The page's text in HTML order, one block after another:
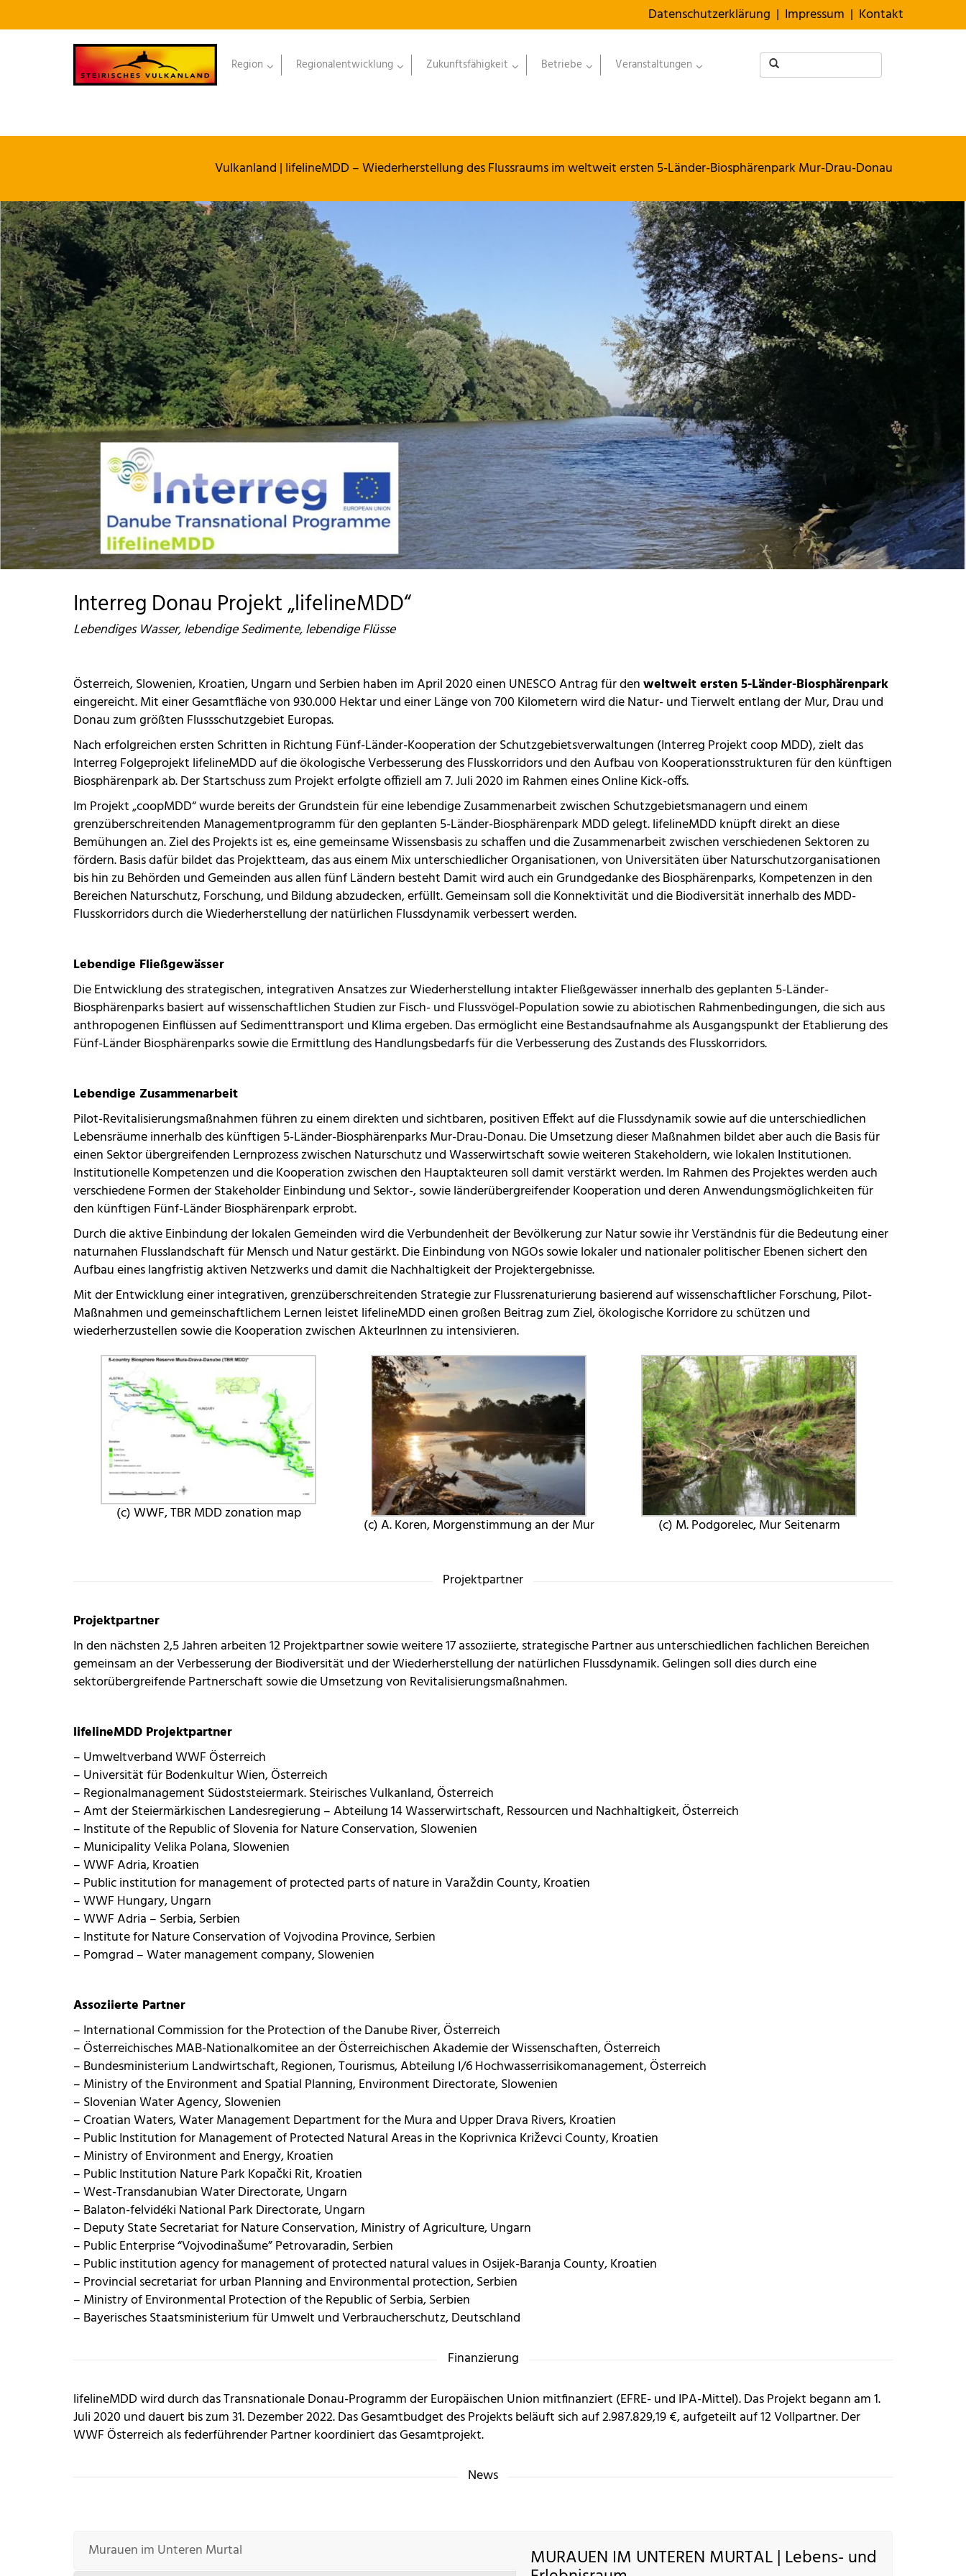
Datenschutzerklärung | Impressum | Kontakt
Region Regionalentwicklung Zukunftsfähigkeit Betriebe Veranstaltungen
Vulkanland | lifelineMDD – Wiederherstellung des Flussraums im weltweit ersten 5-Länder-Biosphärenpark Mur-Drau-Donau
Interreg Donau Projekt „lifelineMDD“
Lebendiges Wasser, lebendige Sedimente, lebendige Flüsse
Österreich, Slowenien, Kroatien, Ungarn und Serbien haben im April 2020 einen UNESCO Antrag für denweltweit ersten 5-Länder-Biosphärenpark
eingereicht. Mit einer Gesamtfläche von 930.000 Hektar und einer Länge von 700 Kilometern wird die Natur- und Tierwelt entlang der Mur, Drau und
Donau zum größten Flussschutzgebiet Europas.
Nach erfolgreichen ersten Schritten in Richtung Fünf-Länder-Kooperation der Schutzgebietsverwaltungen (Interreg Projekt coop MDD), zielt das
Interreg Folgeprojekt lifelineMDDauf die ökologische Verbesserung des Flusskorridors und den Aufbau von Kooperationsstrukturen für den künftigen
Biosphärenpark ab. Der Startschuss zum Projekt erfolgte offiziell am 7. Juli 2020 im Rahmen eines Online Kick-offs.
Im Projekt „coopMDD“ wurde bereits der Grundstein für eine lebendige Zusammenarbeit zwischen Schutzgebietsmanagern und einem
grenzüberschreitenden Managementprogramm für den geplanten 5-Länder-Biosphärenpark MDD gelegt. lifelineMDD knüpft direkt an diese
Bemühungen an. Ziel des Projekts ist es, eine gemeinsame Wissensbasis zu schaffen und die Zusammenarbeit zwischen verschiedenen Sektoren zu
fördern. Basis dafür bildet das Projektteam, das aus einem Mix unterschiedlicher Organisationen, von Universitäten über Naturschutzorganisationen
bis hin zu Behörden und Gemeinden aus allen fünf Ländern besteht Damit wird auch ein Grundgedanke des Biosphärenparks, Kompetenzen in den
Bereichen Naturschutz, Forschung, und Bildung abzudecken, erfüllt. Gemeinsam soll die Konnektivität und die Biodiversität innerhalb des MDD-
Flusskorridors durch die Wiederherstellung der natürlichen Flussdynamik verbessert werden.
Lebendige Fließgewässer
Die Entwicklung des strategischen, integrativen Ansatzes zur Wiederherstellung intakter Fließgewässer innerhalb des geplanten 5-Länder-
Biosphärenparks basiert auf wissenschaftlichen Studien zur Fisch- und Flussvögel-Population sowie zu abiotischen Rahmenbedingungen, die sich aus
anthropogenen Einflüssen auf Sedimenttransport und Klima ergeben. Das ermöglicht eine Bestandsaufnahme als Ausgangspunkt der Etablierung des
Fünf-Länder Biosphärenparks sowie die Ermittlung des Handlungsbedarfs für die Verbesserung des Zustands des Flusskorridors.
Lebendige Zusammenarbeit
Pilot-Revitalisierungsmaßnahmen führen zu einem direkten und sichtbaren, positiven Effekt auf die Flussdynamik sowie auf die unterschiedlichen
Lebensräume innerhalb des künftigen 5-Länder-Biosphärenparks Mur-Drau-Donau. Die Umsetzung dieser Maßnahmen bildet aber auch die Basis für
einen Sektor übergreifenden Lernprozess zwischen Naturschutz und Wasserwirtschaft sowie weiteren Stakeholdern, wie lokalen Institutionen.
Institutionelle Kompetenzen und die Kooperation zwischen den Hauptakteuren soll damit verstärkt werden. Im Rahmen des Projektes werden auch
verschiedene Formen der Stakeholder Einbindung und Sektor-, sowie länderübergreifender Kooperation und deren Anwendungsmöglichkeiten für
den künftigen Fünf-Länder Biosphärenpark erprobt.
Durch die aktive Einbindung der lokalen Gemeinden wird die Verbundenheit der Bevölkerung zur Natur sowie ihr Verständnis für die Bedeutung einer
naturnahen Flusslandschaft für Mensch und Natur gestärkt. Die Einbindung von NGOs sowie lokaler und nationaler politischer Ebenen sichert den
Aufbau eines langfristig aktiven Netzwerks und damit die Nachhaltigkeit der Projektergebnisse.
Mit der Entwicklung einer integrativen, grenzüberschreitenden Strategie zur Flussrenaturierung basierend auf wissenschaftlicher Forschung, Pilot-
Maßnahmen und gemeinschaftlichem Lernen leistet lifelineMDD einen großen Beitrag zum Ziel, ökologische Korridore zu schützen und
wiederherzustellen sowie die Kooperation zwischen AkteurInnen zu intensivieren.
(c) WWF, TBR MDD zonation map
(c) A. Koren, Morgenstimmung an der Mur (c) M. Podgorelec, Mur Seitenarm
Projektpartner
Projektpartner
In den nächsten 2,5 Jahren arbeiten 12 Projektpartner sowie weitere 17 assoziierte, strategische Partner aus unterschiedlichen fachlichen Bereichen
gemeinsam an der Verbesserung der Biodiversität und der Wiederherstellung der natürlichen Flussdynamik. Gelingen soll dies durch eine
sektorübergreifende Partnerschaft sowie die Umsetzung von Revitalisierungsmaßnahmen.
lifelineMDD Projektpartner
– Umweltverband WWF Österreich
– Universität für Bodenkultur Wien, Österreich
– Regionalmanagement Südoststeiermark. Steirisches Vulkanland, Österreich
– Amt der Steiermärkischen Landesregierung – Abteilung 14 Wasserwirtschaft, Ressourcen und Nachhaltigkeit, Österreich
– Institute of the Republic of Slovenia for Nature Conservation, Slowenien
– Municipality Velika Polana, Slowenien
– WWF Adria, Kroatien
– Public institution for management of protected parts of nature in Varaždin County, Kroatien
– WWF Hungary, Ungarn
– WWF Adria – Serbia, Serbien
– Institute for Nature Conservation of Vojvodina Province, Serbien
– Pomgrad – Water management company, Slowenien
Assoziierte Partner
– International Commission for the Protection of the Danube River, Österreich
– Österreichisches MAB-Nationalkomitee an der Österreichischen Akademie der Wissenschaften, Österreich
– Bundesministerium Landwirtschaft, Regionen, Tourismus, Abteilung I/6 Hochwasserrisikomanagement, Österreich
– Ministry of the Environment and Spatial Planning, Environment Directorate, Slowenien
– Slovenian Water Agency, Slowenien
– Croatian Waters, Water Management Department for the Mura and Upper Drava Rivers, Kroatien
– Public Institution for Management of Protected Natural Areas in the Koprivnica Križevci County, Kroatien
– Ministry of Environment and Energy, Kroatien
– Public Institution Nature Park Kopački Rit, Kroatien
– West-Transdanubian Water Directorate, Ungarn
– Balaton-felvidéki National Park Directorate, Ungarn
– Deputy State Secretariat for Nature Conservation, Ministry of Agriculture, Ungarn
– Public Enterprise “Vojvodinašume” Petrovaradin, Serbien
– Public institution agency for management of protected natural values in Osijek-Baranja County, Kroatien
– Provincial secretariat for urban Planning and Environmental protection, Serbien
– Ministry of Environmental Protection of the Republic of Serbia, Serbien
– Bayerisches Staatsministerium für Umwelt und Verbraucherschutz, Deutschland
Finanzierung
lifelineMDD wird durch das Transnationale Donau-Programm der Europäischen Union mitfinanziert (EFRE- und IPA-Mittel). Das Projekt begann am 1.
Juli 2020 und dauert bis zum 31. Dezember 2022. Das Gesamtbudget des Projekts beläuft sich auf 2.987.829,19 €, aufgeteilt auf 12 Vollpartner. Der
WWF Österreich als federführender Partner koordiniert das Gesamtprojekt.
News
Murauen im Unteren Murtal MURAUEN IM UNTEREN MURTAL | Lebens- und